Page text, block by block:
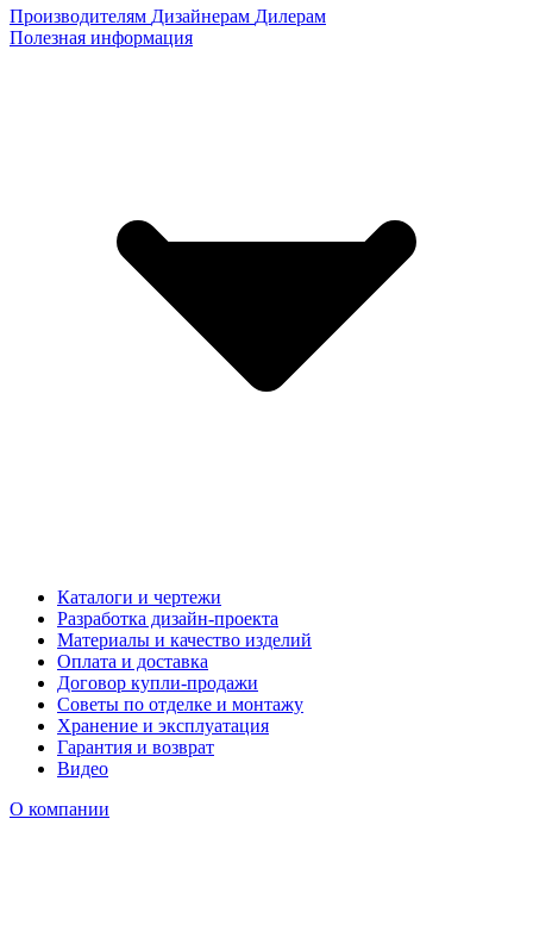
Производителям Дизайнерам Дилерам
Полезная информация
Каталоги и чертежи
Разработка дизайн-проекта
Материалы и качество изделий
Оплата и доставка
Договор купли-продажи
Советы по отделке и монтажу
Хранение и эксплуатация
Гарантия и возврат
Видео
О компании